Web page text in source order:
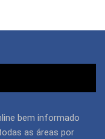
bem informado
as áreas por